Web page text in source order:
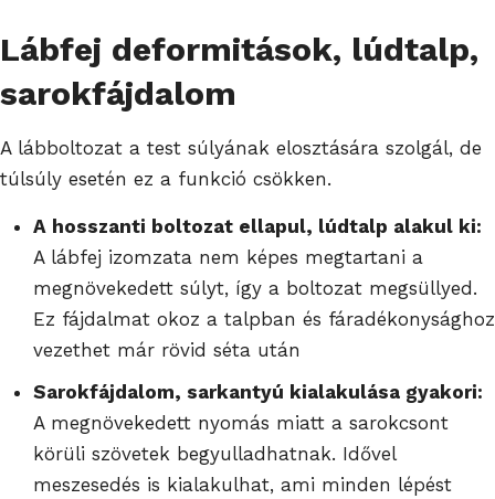
Lábfej deformitások, lúdtalp,
sarokfájdalom
A lábboltozat a test súlyának elosztására szolgál, de
túlsúly esetén ez a funkció csökken.
A hosszanti boltozat ellapul, lúdtalp alakul ki:
A lábfej izomzata nem képes megtartani a
megnövekedett súlyt, így a boltozat megsüllyed.
Ez fájdalmat okoz a talpban és fáradékonysághoz
vezethet már rövid séta után
Sarokfájdalom, sarkantyú kialakulása gyakori:
A megnövekedett nyomás miatt a sarokcsont
körüli szövetek begyulladhatnak. Idővel
meszesedés is kialakulhat, ami minden lépést